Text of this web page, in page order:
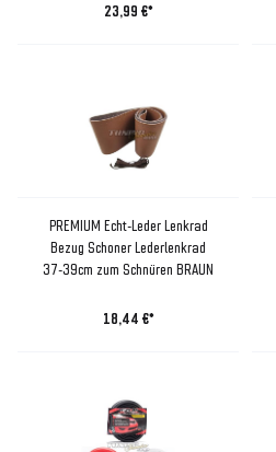
23,99 €*
PREMIUM Echt-Leder Lenkrad
Bezug Schoner Lederlenkrad
37-39cm zum Schnüren BRAUN
18,44 €*